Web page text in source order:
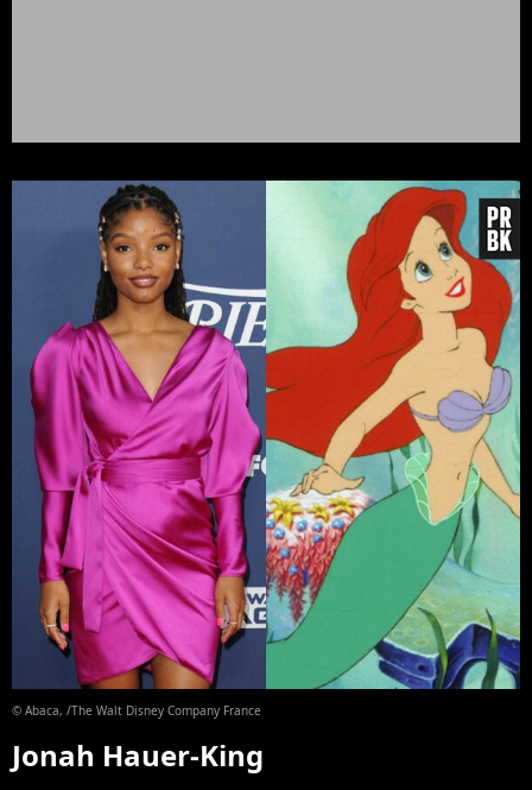
© Abaca, /The Walt Disney Company France
Jonah Hauer-King